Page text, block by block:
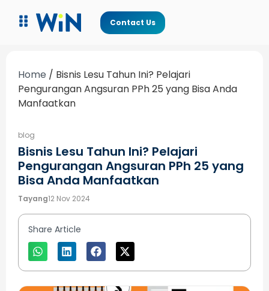
Contact Us
Home / Bisnis Lesu Tahun Ini? Pelajari
Pengurangan Angsuran PPh 25 yang Bisa Anda
Manfaatkan
blog
Bisnis Lesu Tahun Ini? Pelajari
Pengurangan Angsuran PPh 25 yang
Bisa Anda Manfaatkan
Tayang12 Nov 2024
Share Article